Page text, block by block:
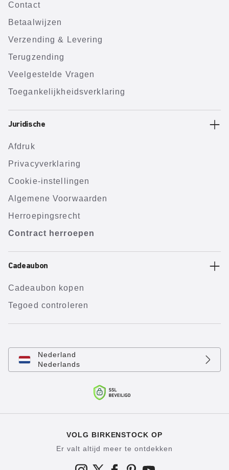
Contact
Betaalwijzen
Verzending & Levering
Terugzending
Veelgestelde Vragen
Toegankelijkheidsverklaring
Juridische
Afdruk
Privacyverklaring
Cookie-instellingen
Algemene Voorwaarden
Herroepingsrecht
Contract herroepen
Cadeaubon
Cadeaubon kopen
Tegoed controleren
Nederland
Nederlands
VOLG BIRKENSTOCK OP
Er valt altijd meer te ontdekken